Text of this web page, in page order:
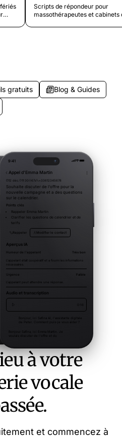
Scripts de répondeur pour
massothérapeutes et cabinets
gratuits
Blog & Guides
à votre
vocale
et commencez à